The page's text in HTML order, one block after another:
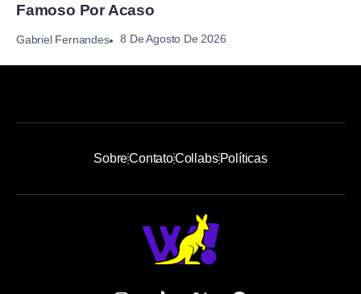
Famoso Por Acaso
Gabriel Fernandes 8 De Agosto De 2026
SobreContatoCollabsPolíticas